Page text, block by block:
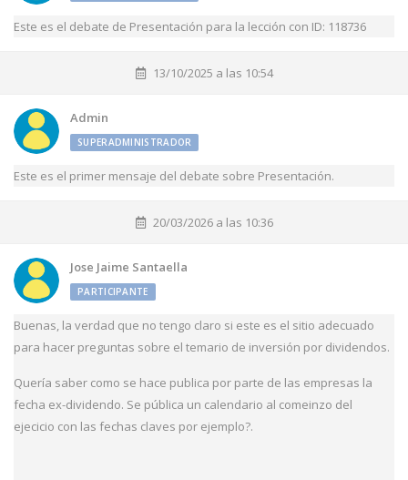
Este es el debate de Presentación para la lección con ID: 118736
13/10/2025 a las 10:54
Admin
SUPERADMINISTRADOR
Este es el primer mensaje del debate sobre Presentación.
20/03/2026 a las 10:36
Jose Jaime Santaella
PARTICIPANTE
Buenas, la verdad que no tengo claro si este es el sitio adecuado
para hacer preguntas sobre el temario de inversión por dividendos.
Quería saber como se hace publica por parte de las empresas la
fecha ex-dividendo. Se pública un calendario al comeinzo del
ejecicio con las fechas claves por ejemplo?.